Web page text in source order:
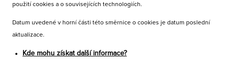
použití cookies a o souvisejících technologiích.
Datum uvedené v horní části této směrnice o cookies je datum poslední
aktualizace.
Kde mohu získat další informace?